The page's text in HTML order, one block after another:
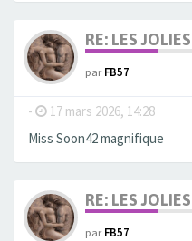
RE: LES
parFB57
- 17 mars 2026, 14:28
Miss Soon42 magnifique
RE: LES
parFB57